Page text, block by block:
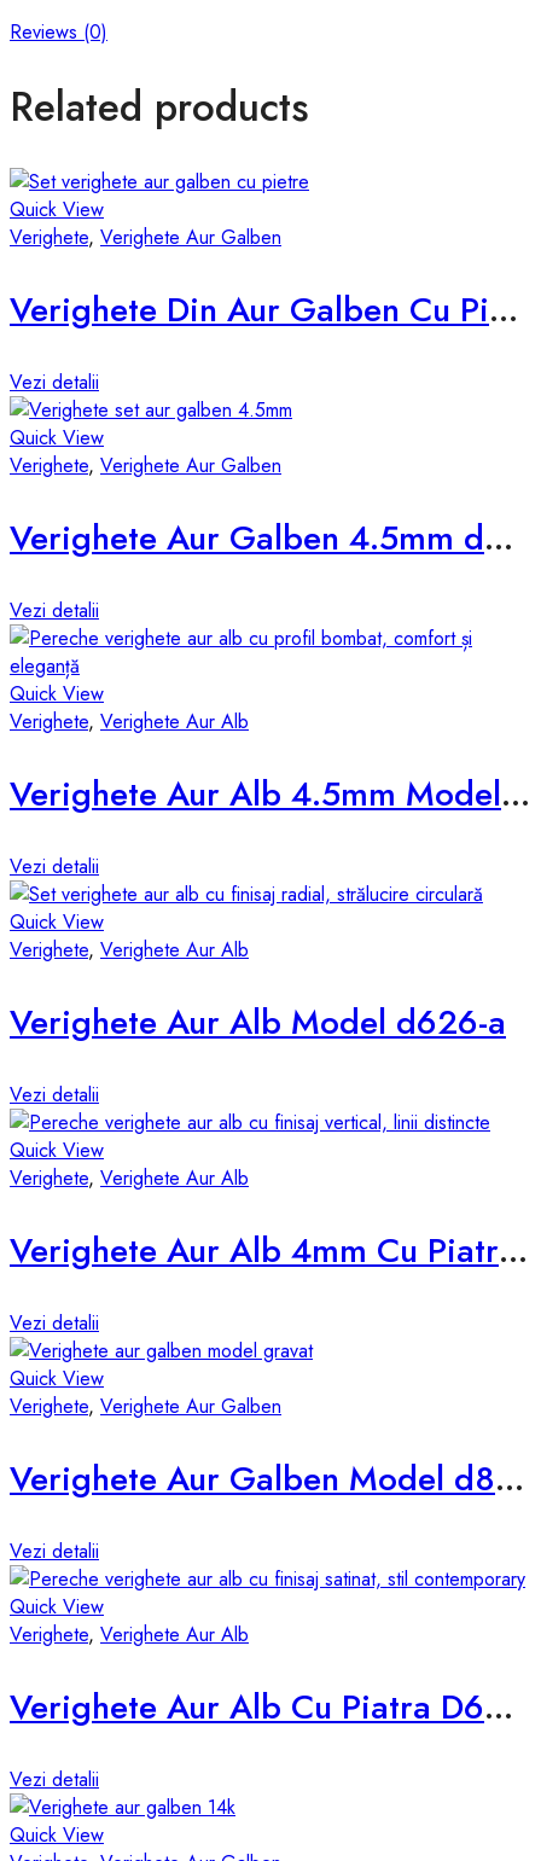
Reviews (0)
Related products
Quick View
Verighete, Verighete Aur Galben
Verighete Din Aur Galben Cu Pietre d856-g
Vezi detalii
Quick View
Verighete, Verighete Aur Galben
Verighete Aur Galben 4.5mm d531-g
Vezi detalii
Quick View
Verighete, Verighete Aur Alb
Verighete Aur Alb 4.5mm Model d531-a
Vezi detalii
Quick View
Verighete, Verighete Aur Alb
Verighete Aur Alb Model d626-a
Vezi detalii
Quick View
Verighete, Verighete Aur Alb
Verighete Aur Alb 4mm Cu Piatra D045-A
Vezi detalii
Quick View
Verighete, Verighete Aur Galben
Verighete Aur Galben Model d846-g
Vezi detalii
Quick View
Verighete, Verighete Aur Alb
Verighete Aur Alb Cu Piatra D630-A
Vezi detalii
Quick View